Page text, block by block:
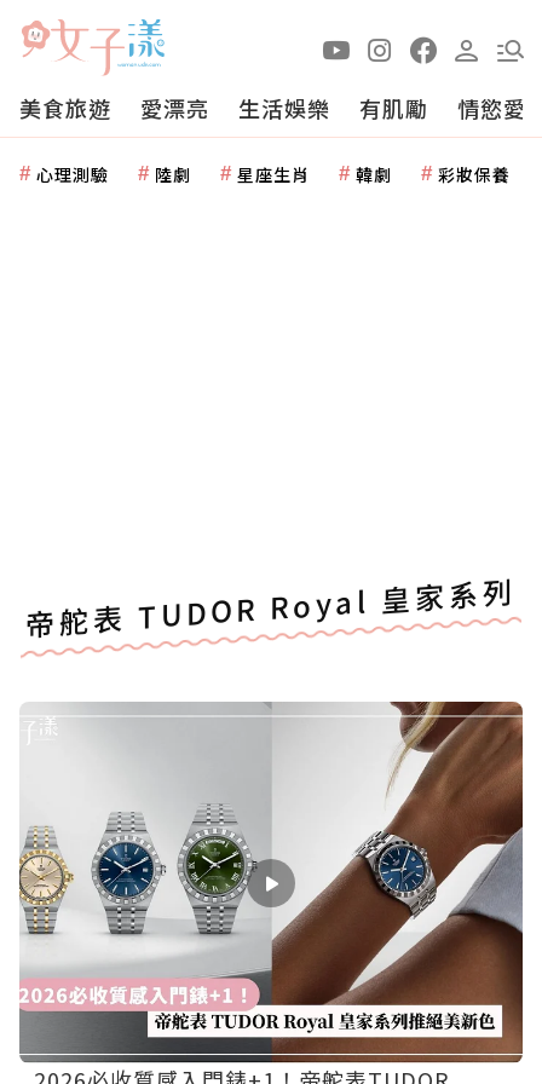
美食旅遊 愛漂亮 生活娛樂 有肌勵 情慾愛
心理測驗 陸劇 星座生肖 韓劇 彩妝保養
帝舵表 TUDOR Royal 皇家系列